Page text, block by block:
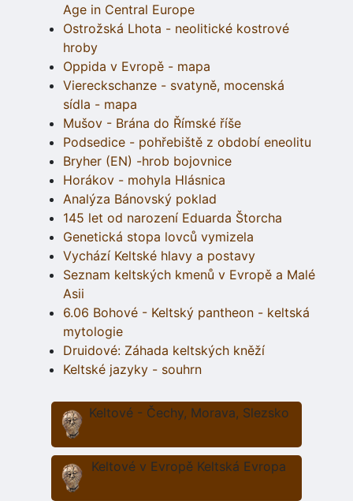
Age in Central Europe
Ostrožská Lhota - neolitické kostrové
hroby
Oppida v Evropě - mapa
Viereckschanze - svatyně, mocenská
sídla - mapa
Mušov - Brána do Římské říše
Podsedice - pohřebiště z období eneolitu
Bryher (EN) -hrob bojovnice
Horákov - mohyla Hlásnica
Analýza Bánovský poklad
145 let od narození Eduarda Štorcha
Genetická stopa lovců vymizela
Vychází Keltské hlavy a postavy
Seznam keltských kmenů v Evropě a Malé
Asii
6.06 Bohové - Keltský pantheon - keltská
mytologie
Druidové: Záhada keltských kněží
Keltské jazyky - souhrn
Keltové - Čechy, Morava, Slezsko
Keltové v Evropě Keltská Evropa